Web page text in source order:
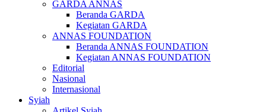
GARDA ANNAS
Beranda GARDA
Kegiatan GARDA
ANNAS FOUNDATION
Beranda ANNAS FOUNDATION
Kegiatan ANNAS FOUNDATION
Editorial
Nasional
Internasional
Syiah